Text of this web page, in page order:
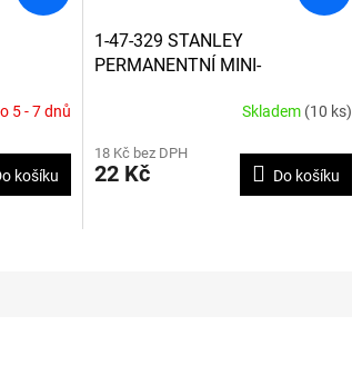
5 - 7 dnů
košíku
1-47-329 STANLEY
PERMANENTNÍ MINI-
HROT - ZELENÁ BARVA
Skladem (10 ks)
18 Kč bez DPH
22 Kč Do košíku